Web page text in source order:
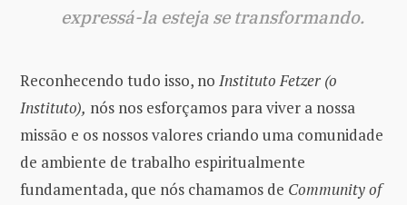
expressá-la esteja se transformando.
Reconhecendo tudo isso, no Instituto Fetzer (o
Instituto), nós nos esforçamos para viver a nossa
missão e os nossos valores criando uma comunidade
de ambiente de trabalho espiritualmente
fundamentada, que nós chamamos de Community of